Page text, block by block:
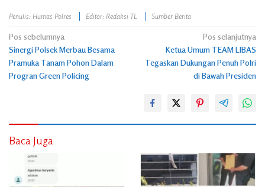
Penulis: Humas Polres Editor: Redaksi TL Sumber Berita
Navigasi
pos
Pos sebelumnya
Sinergi Polsek Merbau Besama
Pramuka Tanam Pohon Dalam
Progran Green Policing
Pos selanjutnya
Ketua Umum TEAM LIBAS
Tegaskan Dukungan Penuh Polri
di Bawah Presiden
Baca Juga